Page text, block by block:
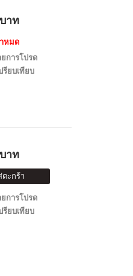
าท
หมด
การโปรด
รียบเทียบ
าท
ะกร้า
การโปรด
รียบเทียบ